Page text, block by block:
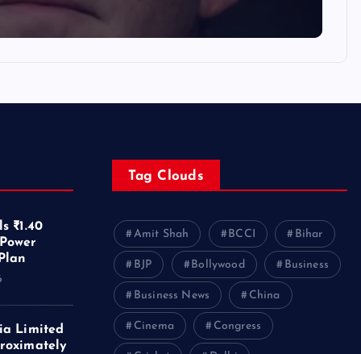
₹1.40
Limited
Tag Clouds
Amit Shah BCCI Bihar
BJP Bollywood Business
Business News China
Cinema Congress